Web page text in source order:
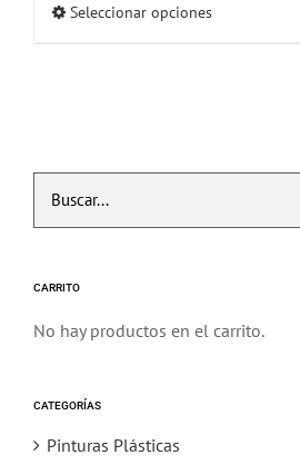
desde
Seleccionar opcionesEste
se
la
CARRITO
No hay productos en el carrito.
CATEGORÍAS
Pinturas Plásticas